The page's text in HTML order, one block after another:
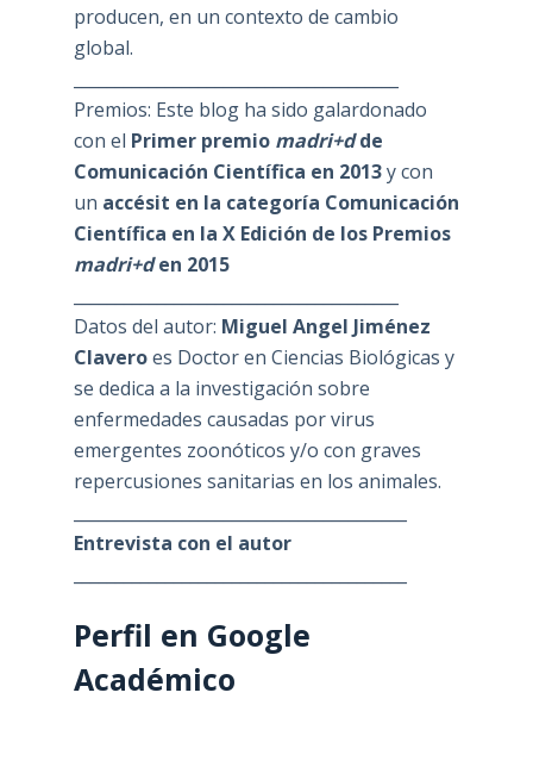
producen, en un contexto de cambio
global.
Premios: Este blog ha sido galardonado
con el Primer premio madri+dde
Comunicación Científica en 2013y con
un accésit en la categoría Comunicación
Científica en la X Edición de los Premios
madri+den 2015
Datos del autor: Miguel Angel Jiménez
Claveroes Doctor en Ciencias Biológicas y
se dedica a la investigación sobre
enfermedades causadas por virus
emergentes zoonóticos y/o con graves
repercusiones sanitarias en los animales.
Entrevista con el autor
Perfil en Google
Académico